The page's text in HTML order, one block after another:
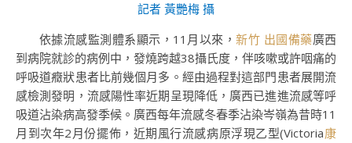
記者 黃艷梅 攝
依據流感監測體系顯示，11月以來，新竹 出國備藥廣西
到病院就診的病例中，發燒跨越38攝氏度，伴咳嗽或許咽痛的
呼吸道癥狀患者比前幾個月多。經由過程對這部門患者展開流
感檢測發明，流感陽性率近期呈現降低，廣西已進進流感等呼
吸道沾染病高發季候。廣西每年流感冬春季沾染岑嶺為昔時11
月到次年2月份擺佈，近期風行流感病原浮現乙型(Victoria康